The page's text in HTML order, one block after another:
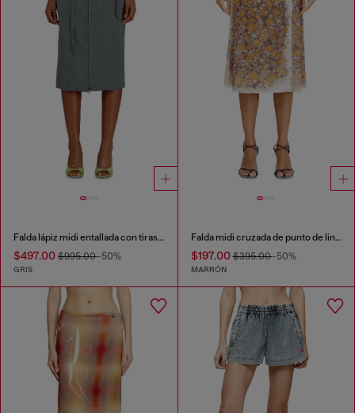
Falda lápiz midi entallada con tiras estilo biker
$497.00 $995.00-50%
GRIS
Falda midi cruzada de punto de lino con estampado floral
$197.00$395.00-50%
MARRÓN